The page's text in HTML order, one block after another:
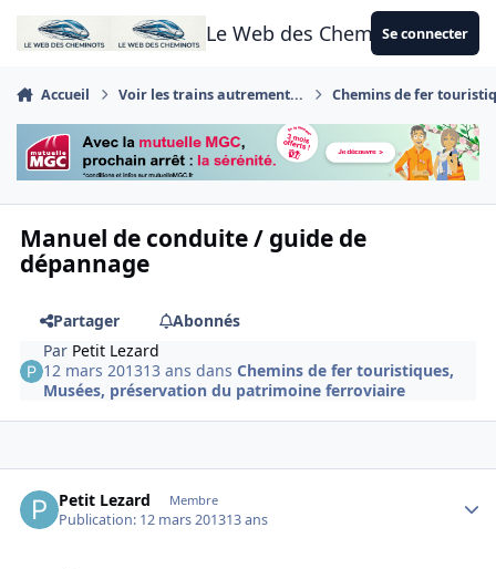
Aller au contenu
Le Web des CheminotsSe connecter
Accueil Voir les trains autrement... Chemins de fer
Manuel de conduite / guide de
dépannage
Partager
Abonnés
Par Petit Lezard
12 mars 201313 ans dansChemins de fer touristiques,
Musées, préservation du patrimoine ferroviaire
Petit Lezard Membre
Publication: 12 mars 201313 ans